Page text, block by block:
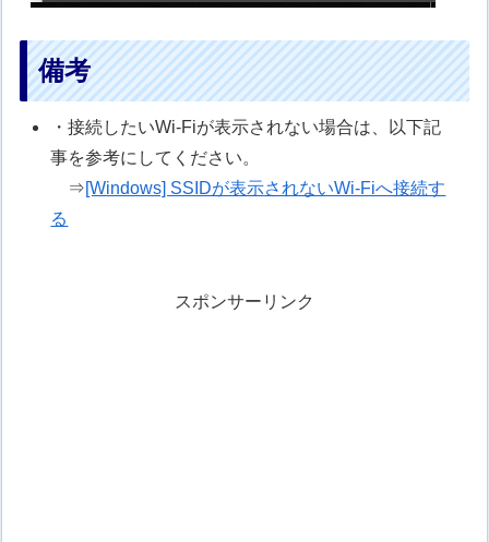
備考
・接続したいWi-Fiが表示されない場合は、以下記
事を参考にしてください。
⇒[Windows] SSIDが表示されないWi-Fiへ接続す
る
スポンサーリンク